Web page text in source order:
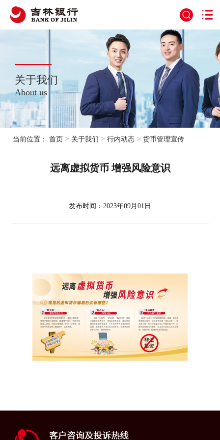
关于我们
About us
当前位置：首页 > 关于我们 >行内动态 >货币管理宣传
远离虚拟货币 增强风险意识
发布时间：2023年09月01日